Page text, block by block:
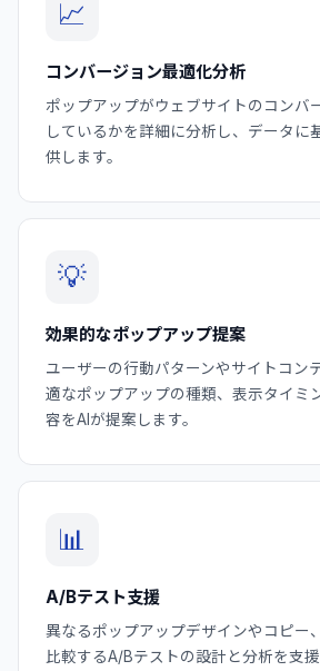
📈
コンバージョン最適化分析
ポップアップがウェブサイトのコンバ
しているかを詳細に分析し、データに
供します。
💡
効果的なポップアップ提案
ユーザーの行動パターンやサイトコン
適なポップアップの種類、表示タイミ
容をAIが提案します。
📊
A/Bテスト支援
異なるポップアップデザインやコピー
比較するA/Bテストの設計と分析を支